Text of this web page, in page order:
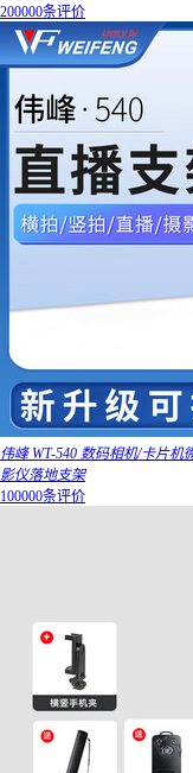
200000条评价
伟峰 WT-540 数码相机/卡片
影仪落地支架
100000条评价